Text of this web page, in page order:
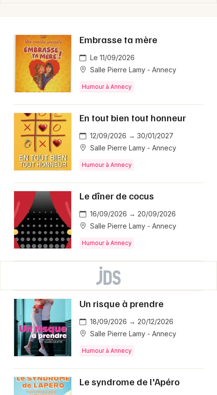
Embrasse ta mère
Le 11/09/2026
Salle Pierre Lamy - Annecy
Humour à Annecy
En tout bien tout honneur
12/09/2026 → 30/01/2027
Salle Pierre Lamy - Annecy
Humour à Annecy
Le dîner de cocus
16/09/2026 → 20/09/2026
Salle Pierre Lamy - Annecy
Humour à Annecy
Un risque à prendre
18/09/2026 → 20/12/2026
Salle Pierre Lamy - Annecy
Humour à Annecy
Le syndrome de l'Apéro